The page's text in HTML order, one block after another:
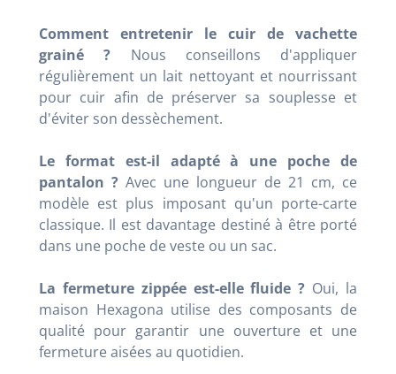
Comment entretenir le cuir de vachette
grainé ? Nous conseillons d'appliquer
régulièrement un lait nettoyant et nourrissant
pour cuir afin de préserver sa souplesse et
d'éviter son dessèchement.
Le format est-il adapté à une poche de
pantalon ? Avec une longueur de 21 cm, ce
modèle est plus imposant qu'un porte-carte
classique. Il est davantage destiné à être porté
dans une poche de veste ou un sac.
La fermeture zippée est-elle fluide ? Oui, la
maison Hexagona utilise des composants de
qualité pour garantir une ouverture et une
fermeture aisées au quotidien.